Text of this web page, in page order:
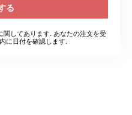
る
関してあります. あなたの注文を受
に日付を確認します.